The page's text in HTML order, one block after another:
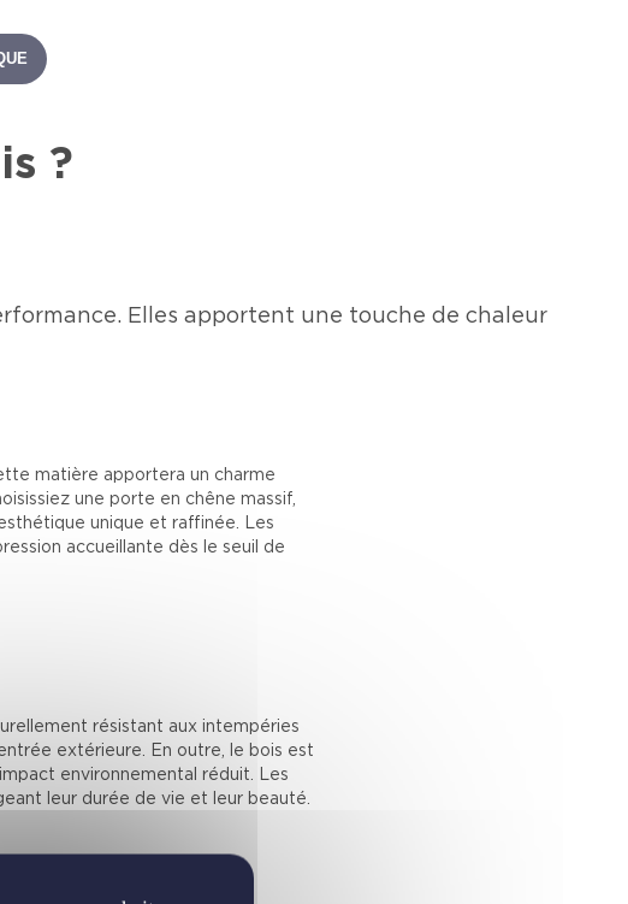
?
Elles apportent une touche de chaleur
matière apportera un charme
une porte en chêne massif,
unique et raffinée. Les
accueillante dès le seuil de
résistant aux intempéries
extérieure. En outre, le bois est
environnemental réduit. Les
leur durée de vie et leur beauté.